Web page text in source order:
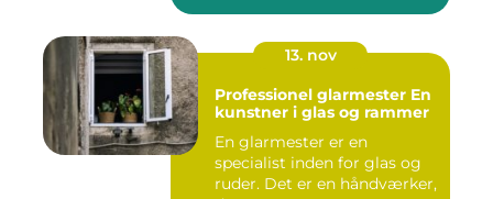
13. nov
Professionel glarmester En
kunstner i glas og rammer
En glarmester er en
specialist inden for glas og
ruder. Det er en håndværker,